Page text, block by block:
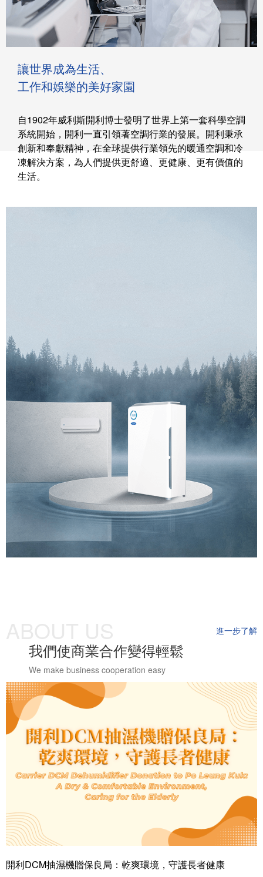
讓世界成為生活、
工作和娛樂的美好家園
自1902年威利斯開利博士發明了世界上第一套科學空調
系統開始，開利一直引領著空調行業的發展。開利秉承
創新和奉獻精神，在全球提供行業領先的暖通空調和冷
凍解決方案，為人們提供更舒適、更健康、更有價值的
生活。
我們使商業合作變得輕鬆
進一步了解
We make business cooperation easy
開利DCM抽濕機贈保良局：乾爽環境，守護長者健康